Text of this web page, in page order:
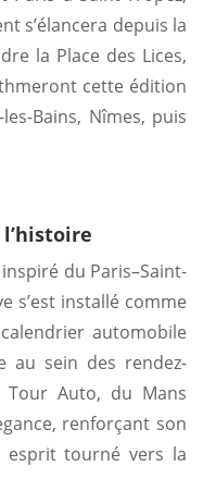
s’élancera depuis la
la Place des Lices,
cette édition
Bains, Nîmes, puis
du Paris–Saint-
s’est installé comme
automobile
au sein des rendez-
Auto, du Mans
renforçant son
esprit tourné vers la